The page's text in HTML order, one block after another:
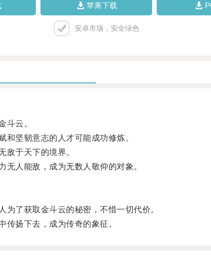
苹果下载
安卓市场，安全绿色
斗云。
坚韧意志的人才可能成功修炼。
于天下的境界。
人能敌，成为无数人敬仰的对象。
了获取金斗云的秘密，不惜一切代价。
扬下去，成为传奇的象征。